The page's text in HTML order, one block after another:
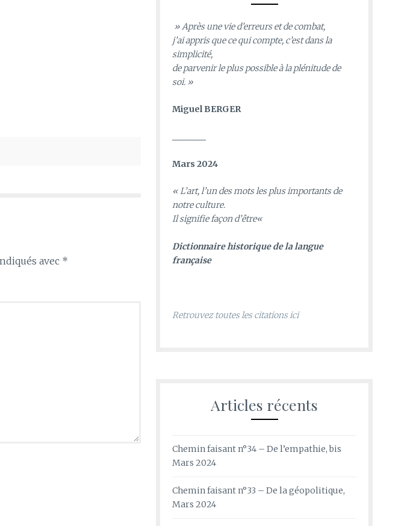
avec *
» Après une vie d’erreurs et de combat,
j’ai appris que ce qui compte, c’est dans la
simplicité,
de parvenir le plus possible à la plénitude de
soi. »
Miguel BERGER
Mars 2024
«L’art, l’un des mots les plus importants de
notre culture.
Il signifie façon d’être«
Dictionnaire historique de la langue
française
Retrouvez toutes les citations ici
Articles récents
Chemin faisant n°34 – De l’empathie, bis
Mars 2024
Chemin faisant n°33 – De la géopolitique,
Mars 2024